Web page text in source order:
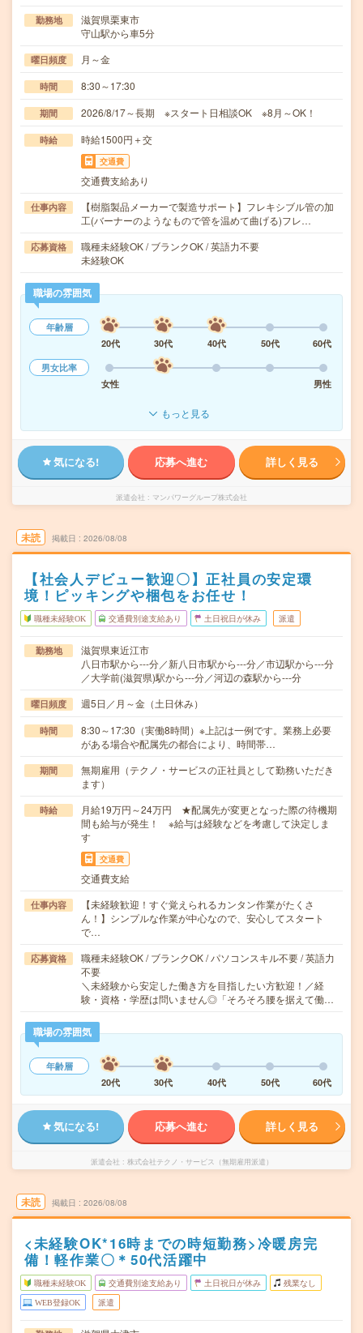
勤務地
滋賀県栗東市
守山駅から車5分
曜日頻度 月～金
時間 8:30～17:30
期間 2026/8/17～長期 ※スタート日相談OK ※8月～OK！
時給 時給1500円＋交
交通費
交通費支給あり
仕事内容
【樹脂製品メーカーで製造サポート】フレキシブル管の加
工(バーナーのようなもので管を温めて曲げる)フレ…
応募資格
職種未経験OK / ブランクOK / 英語力不要
未経験OK
職場の雰囲気
年齢層
20代
30代 40代 50代
60代
男女比率
女性
男性
もっと見る
気になる! 応募へ進む 詳しく見る
派遣会社 マンパワーグループ株式会社
未読 掲載日 2026/08/08
【社会人デビュー歓迎〇】正社員の安定環
境！ピッキングや梱包をお任せ！
職種未経験OK 交通費別途支給あり 土日祝日が休み 派遣
勤務地
滋賀県東近江市
八日市駅から---分／新八日市駅から---分／市辺駅から---分
／大学前(滋賀県)駅から---分／河辺の森駅から---分
曜日頻度 週5日／月～金（土日休み）
時間
8:30～17:30（実働8時間）※上記は一例です。業務上必要
がある場合や配属先の都合により、時間帯…
期間
無期雇用（テクノ・サービスの正社員として勤務いただき
ます）
時給
月給19万円～24万円 ★配属先が変更となった際の待機期
間も給与が発生！ ※給与は経験などを考慮して決定しま
す
交通費
交通費支給
仕事内容
【未経験歓迎！すぐ覚えられるカンタン作業がたくさ
ん！】シンプルな作業が中心なので、安心してスタート
で…
応募資格
職種未経験OK / ブランクOK / パソコンスキル不要 / 英語力
不要
＼未経験から安定した働き方を目指したい方歓迎！／経
験・資格・学歴は問いません◎「そろそろ腰を据えて働…
職場の雰囲気
年齢層
20代
30代 40代 50代 60代
気になる! 応募へ進む 詳しく見る
派遣会社 株式会社テクノ・サービス（無期雇用派遣）
未読 掲載日 2026/08/08
<未経験OK*16時までの時短勤務>冷暖房完
備！軽作業〇＊50代活躍中
職種未経験OK 交通費別途支給あり 土日祝日が休み 残業なし
WEB登録OK 派遣